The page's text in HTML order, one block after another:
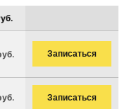
Записаться
Записаться